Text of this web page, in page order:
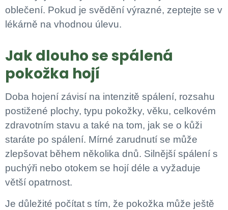
oblečení. Pokud je svědění výrazné, zeptejte se v
lékárně na vhodnou úlevu.
Jak dlouho se spálená
pokožka hojí
Doba hojení závisí na intenzitě spálení, rozsahu
postižené plochy, typu pokožky, věku, celkovém
zdravotním stavu a také na tom, jak se o kůži
staráte po spálení. Mírné zarudnutí se může
zlepšovat během několika dnů. Silnější spálení s
puchýři nebo otokem se hojí déle a vyžaduje
větší opatrnost.
Je důležité počítat s tím, že pokožka může ještě